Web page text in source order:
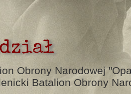
Obrony Narodowej
Batalion Obrony